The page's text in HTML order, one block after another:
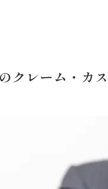
ティング｜ホテル・旅館・観
クレーム・カ